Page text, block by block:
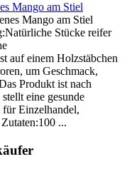
Mango am Stiel
Mango am Stiel
Stücke reifer
auf einem Holzstäbchen
um Geschmack,
Produkt ist nach
eine gesunde
für Einzelhandel,
...